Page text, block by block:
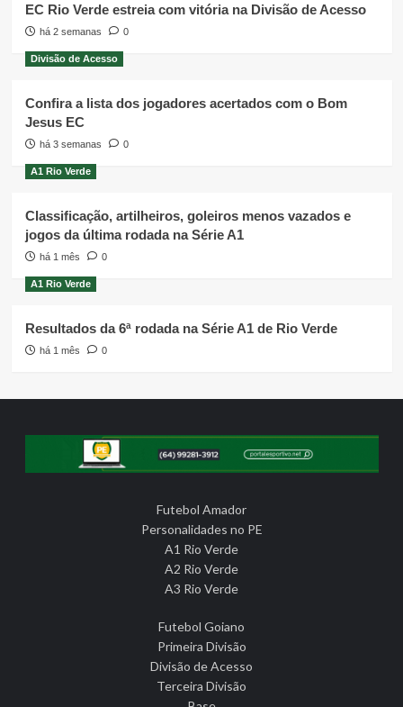
EC Rio Verde estreia com vitória na Divisão de Acesso
há 2 semanas 0
Divisão de Acesso
Confira a lista dos jogadores acertados com o Bom
Jesus EC
há 3 semanas 0
A1 Rio Verde
Classificação, artilheiros, goleiros menos vazados e
jogos da última rodada na Série A1
há 1 mês 0
A1 Rio Verde
Resultados da 6ª rodada na Série A1 de Rio Verde
há 1 mês 0
Futebol Amador
Personalidades no PE
A1 Rio Verde
A2 Rio Verde
A3 Rio Verde
Futebol Goiano
Primeira Divisão
Divisão de Acesso
Terceira Divisão